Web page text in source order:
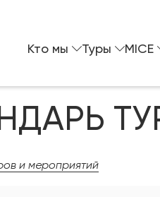
Кто мы Туры MICE
и мероприятий